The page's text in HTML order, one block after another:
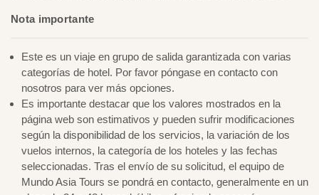
Nota importante
Este es un viaje en grupo de salida garantizada con varias
categorías de hotel. Por favor póngase en contacto con
nosotros para ver más opciones.
Es importante destacar que los valores mostrados en la
página web son estimativos y pueden sufrir modificaciones
según la disponibilidad de los servicios, la variación de los
vuelos internos, la categoría de los hoteles y las fechas
seleccionadas. Tras el envío de su solicitud, el equipo de
Mundo Asia Tours se pondrá en contacto, generalmente en un